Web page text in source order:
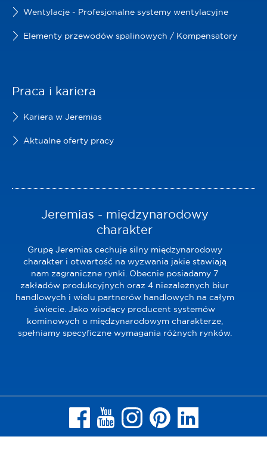
Wentylacje - Profesjonalne systemy wentylacyjne
Elementy przewodów spalinowych / Kompensatory
Praca i kariera
Kariera w Jeremias
Aktualne oferty pracy
Jeremias - międzynarodowy
charakter
Grupę Jeremias cechuje silny międzynarodowy
charakter i otwartość na wyzwania jakie stawiają
nam zagraniczne rynki. Obecnie posiadamy 7
zakładów produkcyjnych oraz 4 niezależnych biur
handlowych i wielu partnerów handlowych na całym
świecie. Jako wiodący producent systemów
kominowych o międzynarodowym charakterze,
spełniamy specyficzne wymagania różnych rynków.